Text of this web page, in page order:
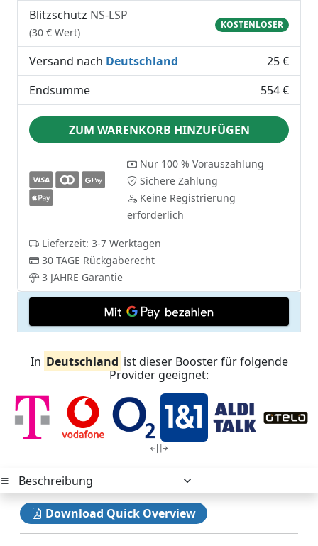
Blitzschutz NS-LSP
(30 € Wert)
KOSTENLOSER
Versand nach Deutschland
25 €
Endsumme
554 €
ZUM WARENKORB HINZUFÜGEN
Nur 100 % Vorauszahlung
Sichere Zahlung
Keine Registrierung
erforderlich
Lieferzeit: 3-7 Werktagen
30 TAGE Rückgaberecht
3 JAHRE Garantie
In Deutschland ist dieser Booster für folgende
Provider geeignet:
Download Quick Overview